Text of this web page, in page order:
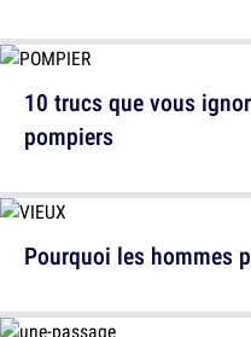
10 trucs que vous
pompiers
Pourquoi les hommes